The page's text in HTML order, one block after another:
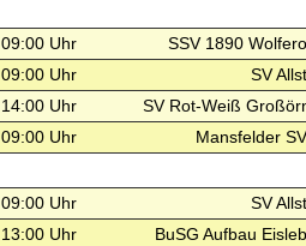
09:00 Uhr
SSV 1890
09:00 Uhr
SV
14:00 Uhr
SV Rot-Weiß
09:00 Uhr
Mansfelder
09:00 Uhr
SV
13:00 Uhr
BuSG Aufbau